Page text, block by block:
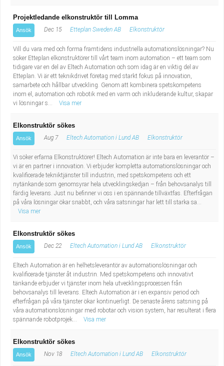
Kultur, media, design
Militärt arbete
Naturbruk
Naturvetenskapligt arbete
Pedagogiskt arbete
Sanering och renhållning
Socialt arbete
Säkerhetsarbete
Tekniskt arbete
Transport
Tidningsbud/Tidningsdistributör
Lärare i fritidshem/Fritidspedagog
Taxiförare/Taxichaufför
Läkarsekreterare/Vårdadmin/Medicinsk
sekreterare
Lastbilsförare m.fl.
Fastighetsskötare
Informatör/Kommunikatör
Brevbärare
Sjuksköterska, grundutbildad
Kock, storhushåll
Undersköterska, vård- o specialavd. o mottagning
Administrativ assistent
Projektledande elkonstruktör till Lomma
Ansök Dec 15 Etteplan Sweden AB Elkonstruktör
Vill du vara med och forma framtidens industriella automationslösningar? Nu
söker Etteplan elkonstruktörer till vårt team inom automation – ett team som
tidigare var en del av Eltech Automation och som idag är en viktig del av
Etteplan. Vi är ett teknikdrivet företag med starkt fokus på innovation,
samarbete och hållbar utveckling. Genom att kombinera spetskompetens
inom el, automation och robotik med en varm och inkluderande kultur, skapar
vi lösningar s...
Visa mer
Elkonstruktör sökes
Ansök Aug 7 Eltech Automation i Lund AB Elkonstruktör
Vi söker erfarna Elkonstruktörer! Eltech Automation är inte bara en leverantör –
vi är en partner i innovation. Vi erbjuder kompletta automationslösningar och
kvalificerade tekniktjänster till industrin, med spetskompetens och ett
nytänkande som genomsyrar hela utvecklingskedjan – från behovsanalys till
färdig leverans. Just nu befinner vi oss i en spännande tillväxtfas. Efterfrågan
på våra lösningar ökar snabbt, och våra satsningar har lett till starka sa...
Visa mer
Elkonstruktör sökes
Ansök Dec 22 Eltech Automation i Lund AB Elkonstruktör
Eltech Automation är en helhetsleverantör av automationslösningar och
kvalificerade tjänster åt industrin. Med spetskompetens och innovativt
tänkande erbjuder vi tjänster inom hela utvecklingsprocessen från
behovsanalys till leverans. Eltech Automation är i en expansiv period och
efterfrågan på våra tjänster ökar kontinuerligt. De senaste årens satsning på
våra automationslösningar med robotar och vision system, har resulterat i flera
spännande robotprojek...
Visa mer
Elkonstruktör sökes
Ansök Nov 18 Eltech Automation i Lund AB Elkonstruktör